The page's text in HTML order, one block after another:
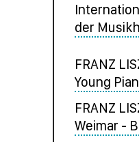
der
FRANZ
Young
FRANZ
Weimar -